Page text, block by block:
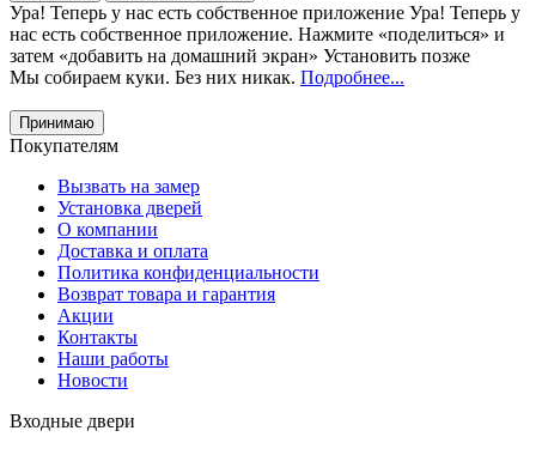
Ура! Теперь у нас есть собственное приложение Ура! Теперь у
нас есть собственное приложение. Нажмите «поделиться» и
затем «добавить на домашний экран» Установить позже
Мы собираем куки. Без них никак. Подробнее...
Принимаю
Покупателям
Вызвать на замер
Установка дверей
О компании
Доставка и оплата
Политика конфиденциальности
Возврат товара и гарантия
Акции
Контакты
Наши работы
Новости
Входные двери